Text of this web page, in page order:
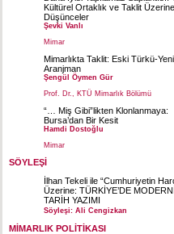
Kültürel Ortaklık ve Taklit Üzerine
Düşünceler
Şevki Vanlı
Mimar
Mimarlıkta Taklit: Eski Türkü-Yeni
Aranjman
Şengül Öymen Gür
Prof. Dr., KTÜ Mimarlık Bölümü
“… Miş Gibi”likten Klonlanmaya:
Bursa’dan Bir Kesit
Hamdi Dostoğlu
Mimar
SÖYLEŞİ
İlhan Tekeli ile “Cumhuriyetin
Üzerine: TÜRKİYE’DE
TARİH YAZIMI
Söyleşi: Ali Cengizkan
MİMARLIK POLİTİKASI